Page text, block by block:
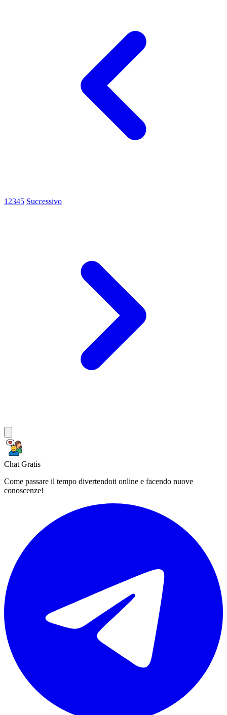
1 2345 Successivo
Chat Gratis
Come passare il tempo divertendoti online e facendo nuove
conoscenze!